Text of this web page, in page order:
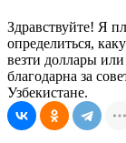
Здравствуйте! Я
определиться,
везти доллары
благодарна за
Узбекистане.